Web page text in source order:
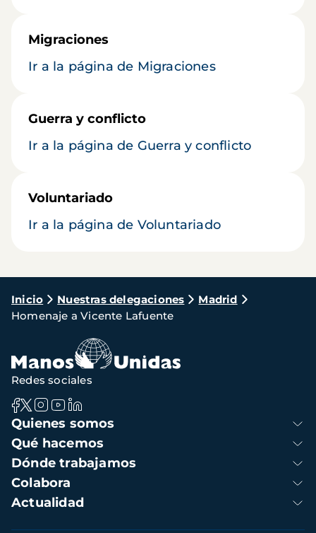
Migraciones
Ir a la página de Migraciones
Guerra y conflicto
Ir a la página de Guerra y conflicto
Voluntariado
Ir a la página de Voluntariado
Ruta
de
navegación
Inicio Nuestras delegaciones
Madrid
Homenaje a Vicente Lafuente
Navegación
principal
Quienes somos
Qué hacemos
Dónde trabajamos
Colabora
Actualidad
Redes sociales